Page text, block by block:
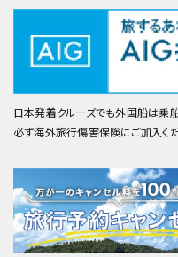
日本発着クルーズでも外国船は乗
必ず海外旅行傷害保険にご加入くだ